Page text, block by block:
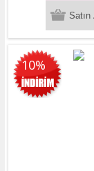
10%